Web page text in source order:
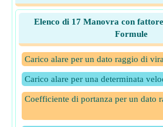
Elenco di 17 Manovra con
Formule
Carico alare per un dato raggio di
Carico alare per una determinata
Coefficiente di portanza per un dato